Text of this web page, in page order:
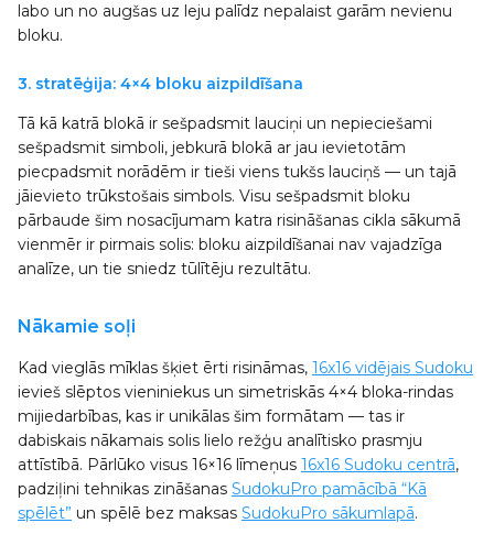
labo un no augšas uz leju palīdz nepalaist garām nevienu
bloku.
3. stratēģija: 4×4 bloku aizpildīšana
Tā kā katrā blokā ir sešpadsmit lauciņi un nepieciešami
sešpadsmit simboli, jebkurā blokā ar jau ievietotām
piecpadsmit norādēm ir tieši viens tukšs lauciņš — un tajā
jāievieto trūkstošais simbols. Visu sešpadsmit bloku
pārbaude šim nosacījumam katra risināšanas cikla sākumā
vienmēr ir pirmais solis: bloku aizpildīšanai nav vajadzīga
analīze, un tie sniedz tūlītēju rezultātu.
Nākamie soļi
Kad vieglās mīklas šķiet ērti risināmas, 16x16 vidējais Sudoku
ievieš slēptos vieniniekus un simetriskās 4×4 bloka-rindas
mijiedarbības, kas ir unikālas šim formātam — tas ir
dabiskais nākamais solis lielo režģu analītisko prasmju
attīstībā. Pārlūko visus 16×16 līmeņus 16x16 Sudoku centrā,
padziļini tehnikas zināšanas SudokuPro pamācībā “Kā
spēlēt” un spēlē bez maksas SudokuPro sākumlapā.